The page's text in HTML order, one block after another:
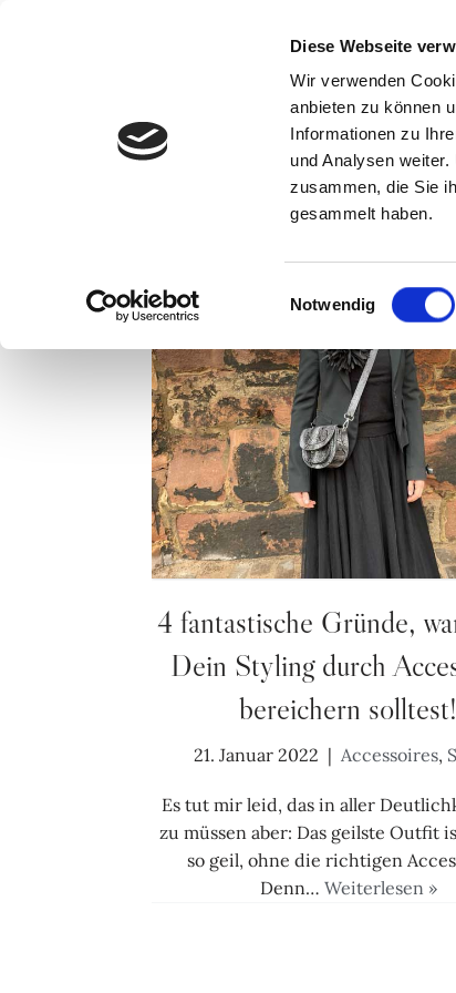
Diese Webseite
Wir verwenden
anbieten zu können
Informationen zu
und Analysen
zusammen, die Sie
gesammelt haben.
Einwilligungsauswahl
Notwendig
Dein Style Coach
Sichtbarkeit
Sichtbarkeit
4 fantastische Gründe,
Dein Styling durch
bereichern solltest!
21. Januar 2022 Accessoires,
Es tut mir leid, das in aller
zu müssen aber: Das geilste Outfit
so geil, ohne die richtigen
Denn… Weiterlesen »